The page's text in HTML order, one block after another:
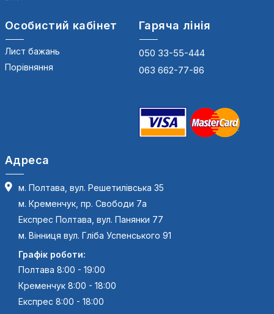
Особистий кабінет
Лист бажань
Порівняння
Гаряча лінія
050 33-55-444
063 662-77-86
Адреса
м. Полтава, вул. Решетилівська 35
м. Кременчук, пр. Свободи 7а
Експрес Полтава, вул. Панянки 77
м. Вінниця вул. Гліба Успенського 91
Графік роботи:
Полтава 8:00 - 19:00
Кременчук 8:00 - 18:00
Експрес 8:00 - 18:00